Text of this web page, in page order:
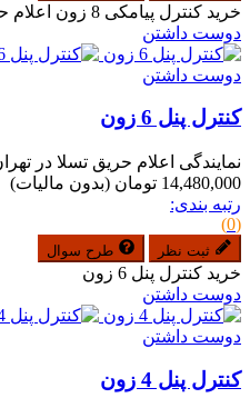
خرید کنترل پیامکی 8 زون اعلام حریق
دوست داشتن
دوست داشتن
کنترل پنل 6 زون
نمایندگی اعلام حریق تسلا در
14,480,000 تومان
(بدون مالیات)
رتبه بندی:
(0)
ثبت نظر طرح سوال
خرید کنترل پنل 6 زون
دوست داشتن
دوست داشتن
کنترل پنل 4 زون